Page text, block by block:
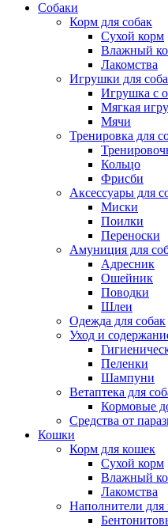
Собаки
Корм для собак
Сухой корм
Влажный
Лакомства
Игрушки для
Игрушка с
Мягкая
Мячи
Тренировка для
Кольцо
Фрисби
Аксессуары для
Миски
Поилки
Переноски
Амуниция для
Адресник
Ошейник
Поводки
Шлеи
Одежда для собак
Уход и
Пеленки
Шампуни
Ветаптека для
Кормовые
Средства от
Кошки
Корм для кошек
Сухой корм
Влажный
Лакомства
Наполнители для